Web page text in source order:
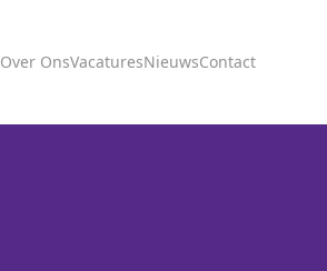
Over OnsVacaturesNieuwsContact